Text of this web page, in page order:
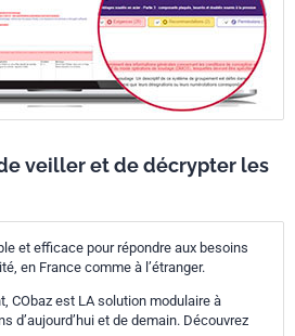
veiller et de décrypter les
et efficace pour répondre aux besoins
en France comme à l’étranger.
CObaz est LA solution modulaire à
d’aujourd’hui et de demain. Découvrez